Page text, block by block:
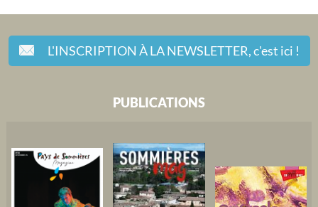
L'INSCRIPTION À LA NEWSLETTER,c'est ici !
PUBLICATIONS